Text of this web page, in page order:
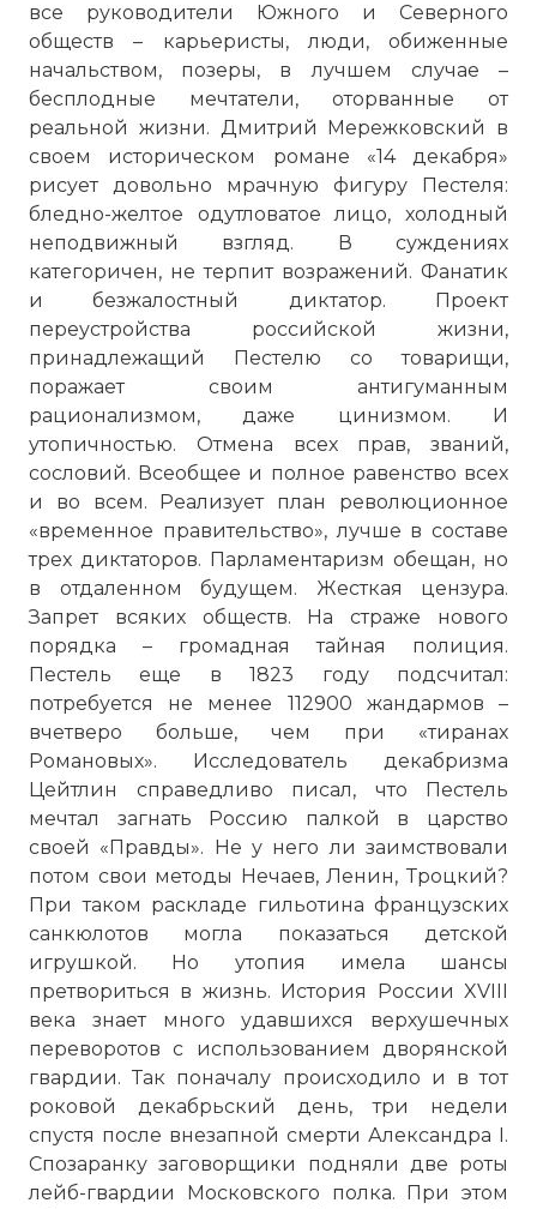
все руководители Южного и Северного
обществ – карьеристы, люди, обиженные
начальством, позеры, в лучшем случае –
бесплодные мечтатели, оторванные от
реальной жизни. Дмитрий Мережковский в
своем историческом романе «14 декабря»
рисует довольно мрачную фигуру Пестеля:
бледно-желтое одутловатое лицо, холодный
неподвижный взгляд. В суждениях
категоричен, не терпит возражений. Фанатик
и безжалостный диктатор. Проект
переустройства российской жизни,
принадлежащий Пестелю со товарищи,
поражает своим антигуманным
рационализмом, даже цинизмом. И
утопичностью. Отмена всех прав, званий,
сословий. Всеобщее и полное равенство всех
и во всем. Реализует план революционное
«временное правительство», лучше в составе
трех диктаторов. Парламентаризм обещан, но
в отдаленном будущем. Жесткая цензура.
Запрет всяких обществ. На страже нового
порядка – громадная тайная полиция.
Пестель еще в 1823 году подсчитал:
потребуется не менее 112900 жандармов –
вчетверо больше, чем при «тиранах
Романовых». Исследователь декабризма
Цейтлин справедливо писал, что Пестель
мечтал загнать Россию палкой в царство
своей «Правды». Не у него ли заимствовали
потом свои методы Нечаев, Ленин, Троцкий?
При таком раскладе гильотина французских
санкюлотов могла показаться детской
игрушкой. Но утопия имела шансы
претвориться в жизнь. История России XVIII
века знает много удавшихся верхушечных
переворотов с использованием дворянской
гвардии. Так поначалу происходило и в тот
роковой декабрьский день, три недели
спустя после внезапной смерти Александра I.
Спозаранку заговорщики подняли две роты
лейб-гвардии Московского полка. При этом